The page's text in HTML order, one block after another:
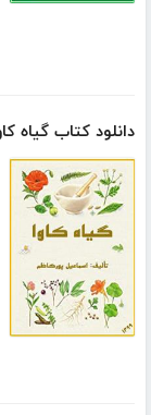
دانلود کتاب گیاه